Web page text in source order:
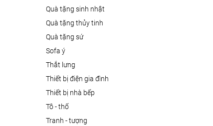
quà tặng sinh nhật
quà tặng thủy tinh
quà tặng sứ
sofa ý
thắt lưng
thiết bị điện gia đình
thiết bị nhà bếp
tô - thố
tranh - tượng